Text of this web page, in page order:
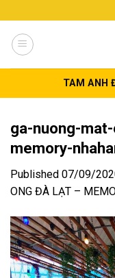
to
content
TAM ANH
ga-nuong-
memory-
Published 07/09/
ONG ĐÀ LẠT –